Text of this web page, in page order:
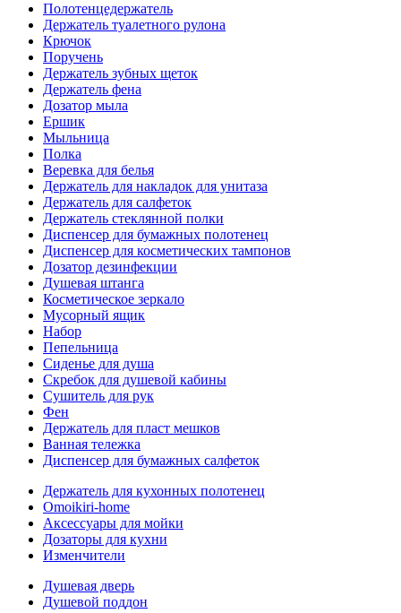
Полотенцедержатель
Держатель туалетного рулона
Крючок
Поручень
Держатель зубных щеток
Держатель фена
Дозатор мыла
Eршик
Мыльница
Полка
Веревка для белья
Держатель для накладок для унитаза
Держатель для салфеток
Держатель стеклянной полки
Диспенсер для бумажных полотенец
Диспенсер для косметических тампонов
Дозатор дезинфекции
Душевая штанга
Косметическое зеркало
Мусорный ящик
Набор
Пепельница
Сиденье для душа
Скребок для душевой кабины
Сушитель для рук
Фен
Держатель для пласт мешков
Ванная тележка
Диспенсер для бумажных салфеток
Держатель для кухонных полотенец
Omoikiri-home
Аксессуары для мойки
Дозаторы для кухни
Изменчители
Душевая дверь
Душевой поддон